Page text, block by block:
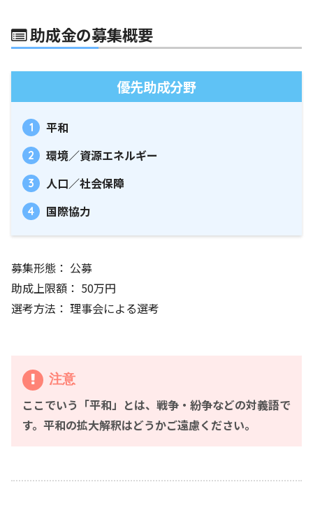
助成金の募集概要
優先助成分野
平和
環境／資源エネルギー
人口／社会保障
国際協力
募集形態： 公募
助成上限額： 50万円
選考方法： 理事会による選考
注意
ここでいう「平和」とは、戦争・紛争などの対義語で
す。平和の拡大解釈はどうかご遠慮ください。